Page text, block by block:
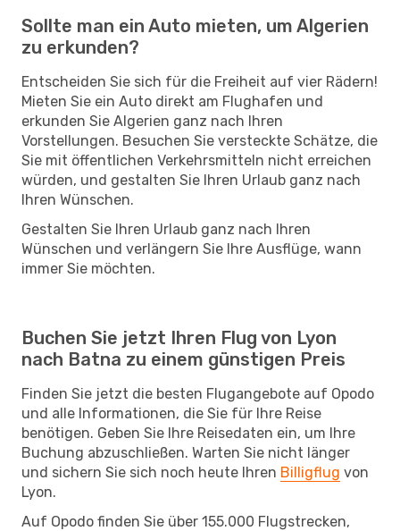
Sollte man ein Auto mieten, um Algerien
zu erkunden?
Entscheiden Sie sich für die Freiheit auf vier Rädern!
Mieten Sie ein Auto direkt am Flughafen und
erkunden Sie Algerien ganz nach Ihren
Vorstellungen. Besuchen Sie versteckte Schätze, die
Sie mit öffentlichen Verkehrsmitteln nicht erreichen
würden, und gestalten Sie Ihren Urlaub ganz nach
Ihren Wünschen.
Gestalten Sie Ihren Urlaub ganz nach Ihren
Wünschen und verlängern Sie Ihre Ausflüge, wann
immer Sie möchten.
Buchen Sie jetzt Ihren Flug von Lyon
nach Batna zu einem günstigen Preis
Finden Sie jetzt die besten Flugangebote auf Opodo
und alle Informationen, die Sie für Ihre Reise
benötigen. Geben Sie Ihre Reisedaten ein, um Ihre
Buchung abzuschließen. Warten Sie nicht länger
und sichern Sie sich noch heute Ihren Billigflug von
Lyon.
Auf Opodo finden Sie über 155.000 Flugstrecken,